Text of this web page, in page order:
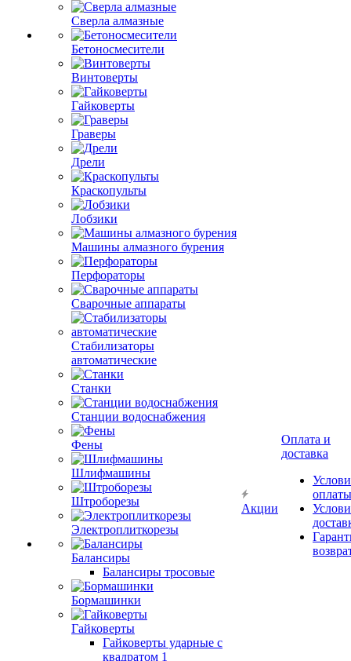
Сверла алмазные
Бетоносмесители
Винтоверты
Гайковерты
Граверы
Дрели
Краскопульты
Лобзики
Машины алмазного бурения
Перфораторы
Сварочные аппараты
Стабилизаторы
автоматические
Станки
Станции водоснабжения
Фены
Шлифмашины
Штроборезы
Электроплиткорезы
Балансиры
Балансиры тросовые
Бормашинки
Гайковерты
Гайковерты ударные с
квадратом 1
Акции
Оплата и
доставка
оплаты